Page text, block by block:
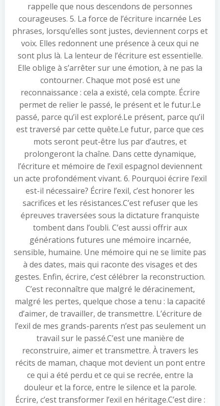
rappelle que nous descendons de personnes
courageuses. 5. La force de l’écriture incarnée Les
phrases, lorsqu’elles sont justes, deviennent corps et
voix. Elles redonnent une présence à ceux qui ne
sont plus là. La lenteur de l’écriture est essentielle.
Elle oblige à s’arrêter sur une émotion, à ne pas la
contourner. Chaque mot posé est une
reconnaissance : cela a existé, cela compte. Écrire
permet de relier le passé, le présent et le futur.Le
passé, parce qu’il est exploré.Le présent, parce qu’il
est traversé par cette quête.Le futur, parce que ces
mots seront peut-être lus par d’autres, et
prolongeront la chaîne. Dans cette dynamique,
l’écriture et mémoire de l’exil espagnol deviennent
un acte profondément vivant. 6. Pourquoi écrire l’exil
est-il nécessaire? Écrire l’exil, c’est honorer les
sacrifices et les résistances.C’est refuser que les
épreuves traversées sous la dictature franquiste
tombent dans l’oubli. C’est aussi offrir aux
générations futures une mémoire incarnée,
sensible, humaine. Une mémoire qui ne se limite pas
à des dates, mais qui raconte des visages et des
gestes. Enfin, écrire, c’est célébrer la reconstruction.
C’est reconnaître que malgré le déracinement,
malgré les pertes, quelque chose a tenu : la capacité
d’aimer, de travailler, de transmettre. L’écriture de
l’exil de mes grands-parents n’est pas seulement un
travail sur le passé.C’est une manière de
reconstruire, aimer et transmettre. À travers les
récits de maman, chaque mot devient un pont entre
ce qui a été perdu et ce qui se recrée, entre la
douleur et la force, entre le silence et la parole.
Écrire, c’est transformer l’exil en héritage.C’est dire :